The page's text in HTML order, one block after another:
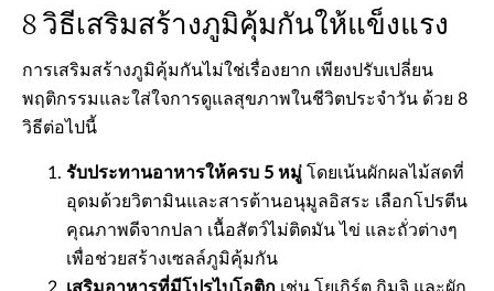
8 วิธีเสริมสร้างภูมิคุ้มกันให้แข็งแรง
การเสริมสร้างภูมิคุ้มกันไม่ใช่เรื่องยาก เพียงปรับเปลี่ยน
พฤติกรรมและใส่ใจการดูแลสุขภาพในชีวิตประจำวัน ด้วย 8
วิธีต่อไปนี้
รับประทานอาหารให้ครบ 5 หมู่ โดยเน้นผักผลไม้สดที่
อุดมด้วยวิตามินและสารต้านอนุมูลอิสระ เลือกโปรตีน
คุณภาพดีจากปลา เนื้อสัตว์ไม่ติดมัน ไข่ และถั่วต่างๆ
เพื่อช่วยสร้างเซลล์ภูมิคุ้มกัน
เสริมอาหารที่มีโปรไบโอติก เช่น โยเกิร์ต กิมจิ และผัก